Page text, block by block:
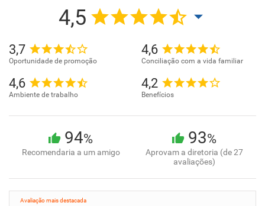
4,5
3,7
Oportunidade de promoção
4,6
Conciliação com a vida familiar
4,6
Ambiente de trabalho
4,2
Benefícios
94%
Recomendaria a um amigo
93%
Aprovam a diretoria (de 27
avaliações)
Avaliação mais destacada